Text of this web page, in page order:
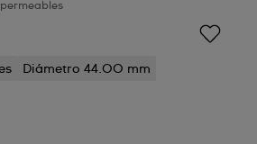
Diámetro 44.00 mm